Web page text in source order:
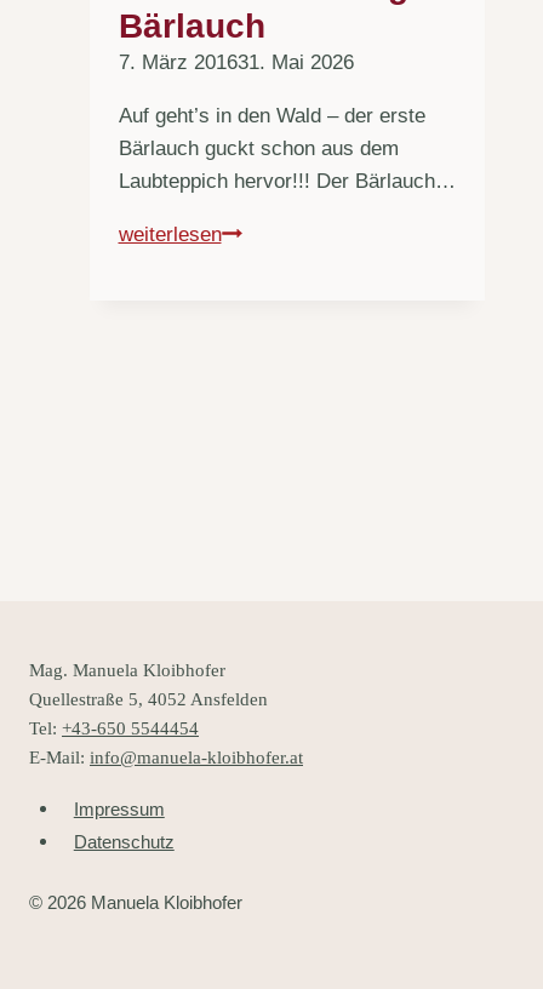
Frau
Bärlauch
7. März 201631. Mai 2026
Auf geht’s in den Wald – der erste
Bärlauch guckt schon aus dem
Laubteppich hervor!!! Der Bärlauch…
weiterlesenDetox
Mag. Manuela Kloibhofer
Quellestraße 5, 4052 Ansfelden
Tel: +43-650 5544454
E-Mail: info@manuela-kloibhofer.at
Impressum
Datenschutz
© 2026 Manuela Kloibhofer